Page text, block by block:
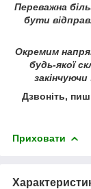
Переважна
бути
Окремим
будь-якої
Дзвоніть,
Приховати